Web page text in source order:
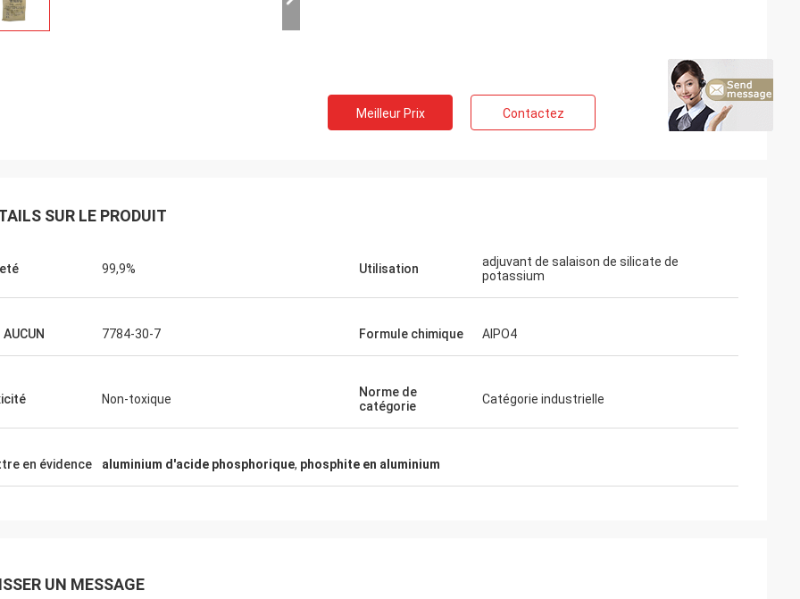
Meilleur Prix Contactez
SUR LE PRODUIT
99,9% Utilisation
adjuvant de salaison de silicate de
potassium
7784-30-7 Formule chimique AlPO4
Non-toxique
Norme de
catégorie
Catégorie industrielle
en évidence aluminium d'acide phosphorique, phosphite en aluminium
UN MESSAGE